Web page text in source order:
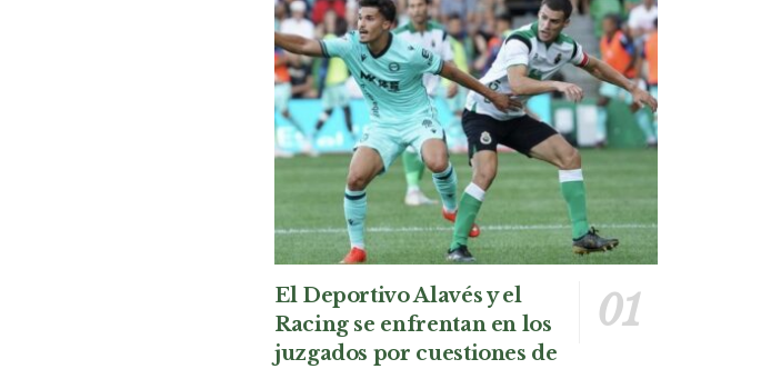
El Deportivo Alavés y el
Racing se enfrentan en los
juzgados por cuestiones de